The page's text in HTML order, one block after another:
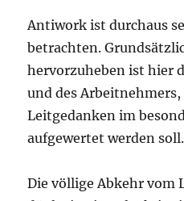
Antiwork ist durchaus
betrachten.
hervorzuheben ist hier
und des Arbeitnehmers,
Leitgedanken im
aufgewertet werden soll.
Die völlige Abkehr vom